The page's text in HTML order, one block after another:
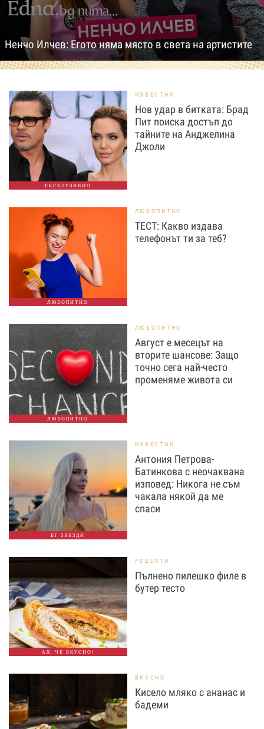
Ненчо Илчев: Егото няма място в света на артистите
ЕКСКЛУЗИВНО
ИЗВЕСТНИ
Нов удар в битката: Брад
Пит поиска достъп до
тайните на Анджелина
Джоли
ЛЮБОПИТНО
ЛЮБОПИТНО
ТЕСТ: Какво издава
телефонът ти за теб?
ЛЮБОПИТНО
ЛЮБОПИТНО
Август е месецът на
вторите шансове: Защо
точно сега най-често
променяме живота си
БГ ЗВЕЗДИ
ИЗВЕСТНИ
Антония Петрова-
Батинкова с неочаквана
изповед: Никога не съм
чакала някой да ме
спаси
АХ, ЧЕ ВКУСНО!
РЕЦЕПТИ
Пълнено пилешко филе в
бутер тесто
ВКУСНО
Кисело мляко с ананас и
бадеми